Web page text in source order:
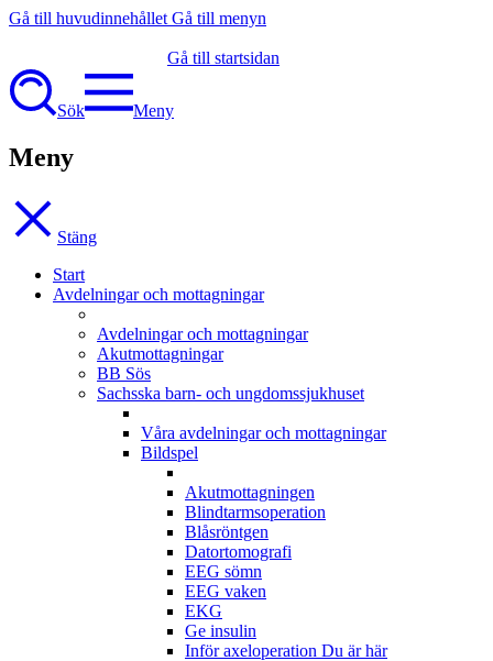
Gå till huvudinnehållet Gå till menyn
Gå till startsidan
Sök Meny
Meny
Stäng
Start
Avdelningar och mottagningar
Avdelningar och mottagningar
Akutmottagningar
BB Sös
Sachsska barn- och ungdomssjukhuset
Våra avdelningar och mottagningar
Bildspel
Akutmottagningen
Blindtarmsoperation
Blåsröntgen
Datortomografi
EEG sömn
EEG vaken
EKG
Ge insulin
Inför axeloperation Du är här